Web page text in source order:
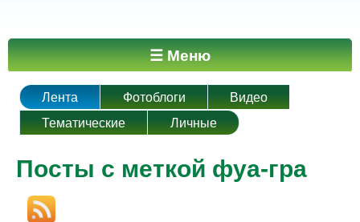
Главное меню ☰ Меню
Лента Фотоблоги
Видео
Тематические
Личные
Посты с меткой фуа-гра